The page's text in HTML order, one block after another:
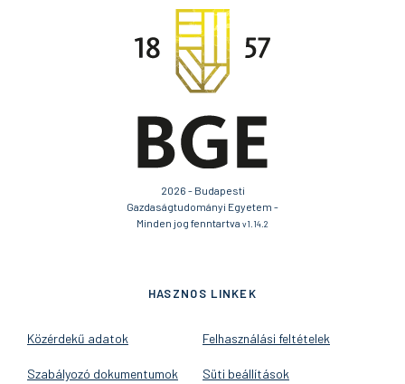
2026 - Budapesti
Gazdaságtudományi Egyetem -
Minden jog fenntartva v1.14.2
HASZNOS LINKEK
Közérdekű adatok
Szabályozó dokumentumok
Felhasználási feltételek
Süti beállítások